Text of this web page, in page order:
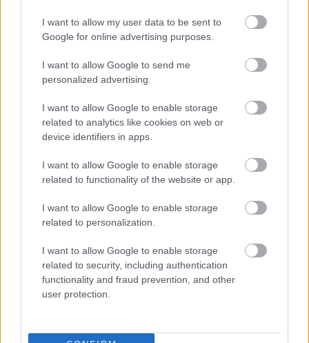
I want to allow my user data to be sent to
Google for online advertising purposes.
I want to allow Google to send me
personalized advertising.
I want to allow Google to enable storage
related to analytics like cookies on web or
device identifiers in apps.
I want to allow Google to enable storage
related to functionality of the website or app.
I want to allow Google to enable storage
related to personalization.
I want to allow Google to enable storage
related to security, including authentication
functionality and fraud prevention, and other
user protection.
Nemusí to byť len
levanduľa! 7 fialových
krások, ktoré rozžiaria
Môže aspirín zachrániť
ochabnuté izbové
CHALUPA